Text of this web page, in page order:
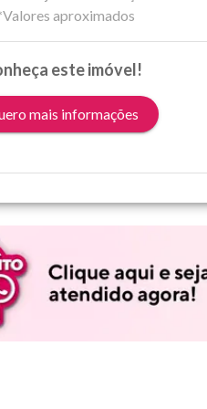
aproximados
este imóvel!
mais informações